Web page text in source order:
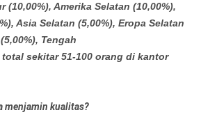
(10,00%), Amerika Selatan (10,00%),
Asia Selatan (5,00%), Eropa Selatan
Tengah
total sekitar 51-100 orang di kantor
menjamin kualitas?